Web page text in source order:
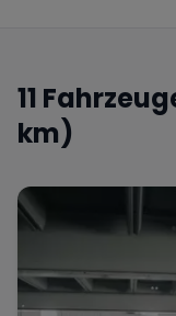
Porsche
Wann
11
km)